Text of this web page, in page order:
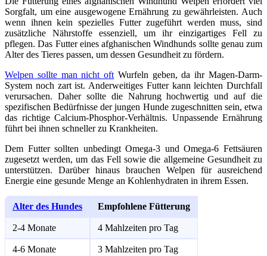
Sorgfalt, um eine ausgewogene Ernährung zu gewährleisten. Auch
wenn ihnen kein spezielles Futter zugeführt werden muss, sind
zusätzliche Nährstoffe essenziell, um ihr einzigartiges Fell zu
pflegen. Das Futter eines afghanischen Windhunds sollte genau zum
Alter des Tieres passen, um dessen Gesundheit zu fördern.
Welpen sollte man nicht oftWurfeln geben, da ihr Magen-Darm-
System noch zart ist. Anderweitiges Futter kann leichten Durchfall
verursachen. Daher sollte die Nahrung hochwertig und auf die
spezifischen Bedürfnisse der jungen Hunde zugeschnitten sein, etwa
das richtige Calcium-Phosphor-Verhältnis. Unpassende Ernährung
führt bei ihnen schneller zu Krankheiten.
Dem Futter sollten unbedingt Omega-3 und Omega-6 Fettsäuren
zugesetzt werden, um das Fell sowie die allgemeine Gesundheit zu
unterstützen. Darüber hinaus brauchen Welpen für ausreichend
Energie eine gesunde Menge an Kohlenhydraten in ihrem Essen.
Alter des Hundes Empfohlene Fütterung
2-4 Monate 4 Mahlzeiten pro Tag
4-6 Monate 3 Mahlzeiten pro Tag